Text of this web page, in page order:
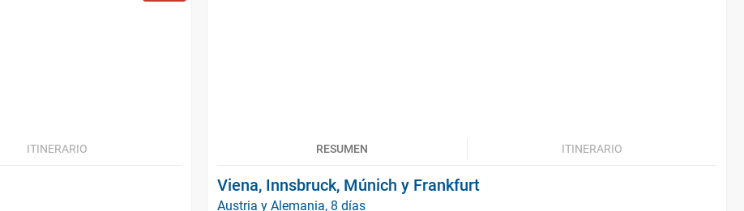
ITINERARIO RESUMEN ITINERARIO
Viena, Innsbruck, Múnich y Frankfurt
Austria y Alemania, 8 días